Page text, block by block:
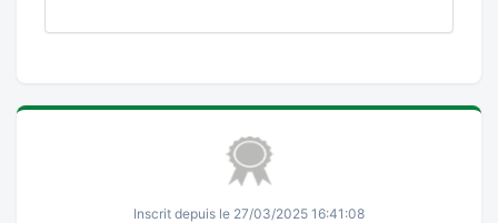
Inscrit depuis le 27/03/2025 16:41:08